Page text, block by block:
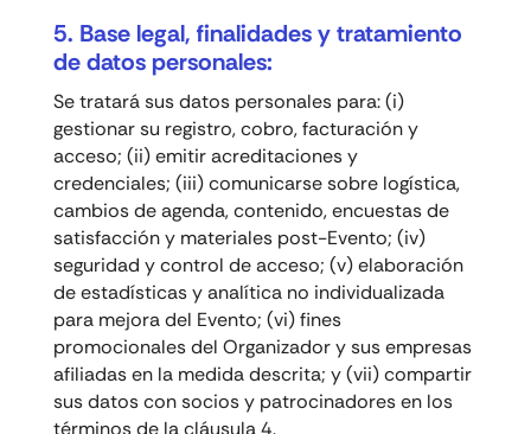
5. Base legal, finalidades y tratamiento
de datos personales:
Se tratará sus datos personales para: (i)
gestionar su registro, cobro, facturación y
acceso; (ii) emitir acreditaciones y
credenciales; (iii) comunicarse sobre logística,
cambios de agenda, contenido, encuestas de
satisfacción y materiales post-Evento; (iv)
seguridad y control de acceso; (v) elaboración
de estadísticas y analítica no individualizada
para mejora del Evento; (vi) fines
promocionales del Organizador y sus empresas
afiliadas en la medida descrita; y (vii) compartir
sus datos con socios y patrocinadores en los
términos de la cláusula 4.